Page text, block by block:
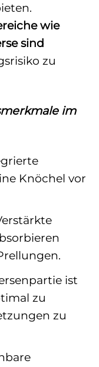
wie
sind
zu
im
Knöchel vor
ist
zu
zu